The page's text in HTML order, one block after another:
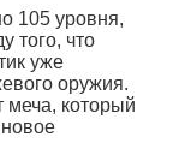
105 уровня,
того, что
уже
оружия.
меча, который